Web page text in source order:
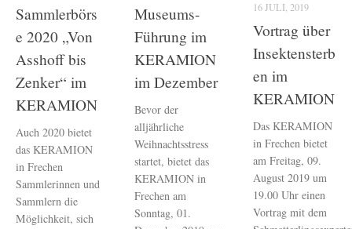
Sammlerbörs
e 2020 „Von
Asshoff bis
Zenker“ im
KERAMION
Auch 2020 bietet
das KERAMION
in Frechen
Sammlerinnen und
Sammlern die
Möglichkeit, sich
Museums-
Führung im
KERAMION
im Dezember
Bevor der
alljährliche
Weihnachtsstress
startet, bietet das
KERAMION in
Frechen am
Sonntag, 01.
16 JULI, 2019
Vortrag über
Insektensterb
en im
KERAMION
Das KERAMION
in Frechen bietet
am Freitag, 09.
August 2019 um
19.00 Uhr einen
Vortrag mit dem